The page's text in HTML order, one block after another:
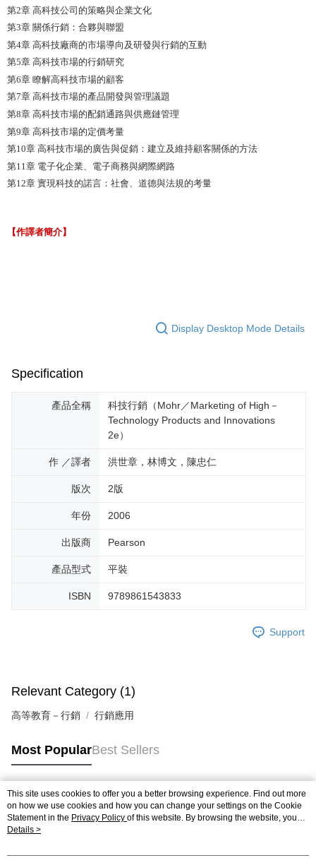
第2章 高科技公司的策略與企業文化
第3章 關係行銷：合夥與聯盟
第4章 高科技廠商的市場導向及研發與行銷的互動
第5章 高科技市場的行銷研究
第6章 瞭解高科技市場的顧客
第7章 高科技市場的產品開發與管理議題
第8章 高科技市場的配銷通路與供應鏈管理
第9章 高科技市場的定價考量
第10章 高科技市場的廣告與促銷：建立及維持顧客關係的方法
第11章 電子化企業、電子商務與網際網路
第12章 實現科技的諾言：社會、道德與法規的考量
【作譯者簡介】
Display Desktop Mode Details
Specification
產品全稱
科技行銷（Mohr／Marketing of High－
Technology Products and Innovations
2e）
作 ／譯者 洪世章，林博文，陳忠仁
版次 2版
年份 2006
出版商 Pearson
產品型式 平裝
ISBN 9789861543833
Support
Relevant Category (1)
高等教育－行銷 行銷應用
Most PopularBest Sellers
Popular Tags
This site uses cookies to offer you a better browsing experience. Find out more
on how we use cookies and how you can change your settings on the Cookie
Statement in the Privacy Policy of this website. By browsing the website, you
agree to our use of cookies as described in our Cookie Statement.
Details >